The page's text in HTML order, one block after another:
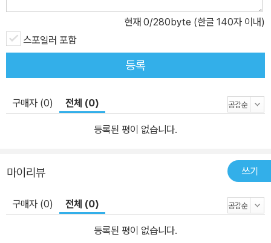
해서도 이계에 대한 깊고 넓은 연구가 반드시 필요하다. 따라서 정보
와 지식이 무궁무진하고 내용도 다양하고 풍부한 《이계집》은 18세기
를 조망하고 이해하는 기초적이고 필수적인 문헌이다. 지금까지 이계
홍양호에 대한 연구는 다양한 학문 분야에서 유의미한 성과를 이룩하
과 문학 등을 더 깊고 넓게 파악하는 데 크게 기여할 것이다.
현재 0/280byte (한글 140자 이내)
스포일러 포함
등록
구매자 (0) 전체 (0)
등록된 평이 없습니다.
마이리뷰 쓰기
구매자 (0) 전체 (0)
등록된 평이 없습니다.